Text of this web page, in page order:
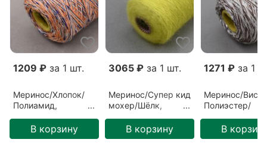
1209 ₽ за 1 шт.
Меринос/Хлопок/
Полиамид,
Голландия
(ГЛ-00073)
В корзину
3065 ₽ за 1 шт.
Меринос/Супер кид
мохер/Шёлк,
Лимон (ГЛ-00050)
В корзину
1271 ₽ за 1
Меринос/
Полиэстер/
Разноцветный/
Латте (ГЛ-
В